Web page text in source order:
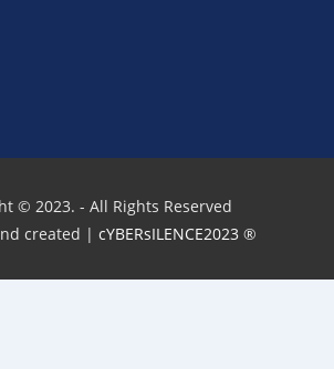
© 2023. - All Rights Reserved
created | cYBERsILENCE2023®